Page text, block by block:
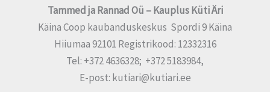
Tammed ja Rannad Oü – Kauplus Küti Äri
Käina Coop kaubanduskeskus Spordi 9 Käina
Hiiumaa 92101 Registrikood: 12332316
Tel: +372 4636328; +372 5183984,
E-post: kutiari@kutiari.ee